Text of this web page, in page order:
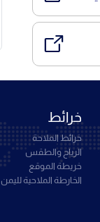
خرائط
خرائط الملاحة
الرياح والطقس
خريطة الموقع
الخارطة الملاحية لليمن